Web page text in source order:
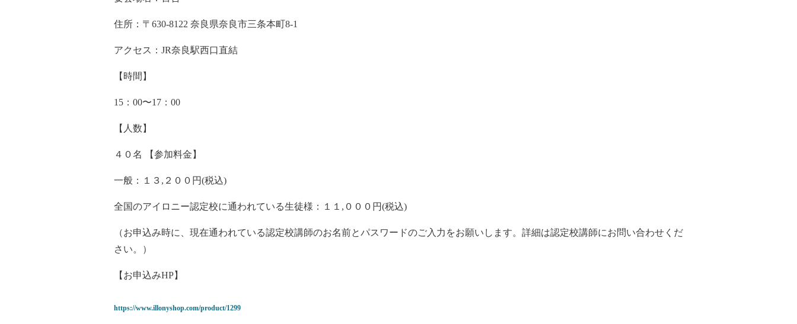
住所：〒630-8122 奈良県奈良市三条本町8-1
アクセス：JR奈良駅西口直結
【時間】
15：00〜17：00
【人数】
４０名 【参加料金】
一般：１３,２００円(税込)
全国のアイロニー認定校に通われている生徒様：１１,０００円(税込)
（お申込み時に、現在通われている認定校講師のお名前とパスワードのご入力をお願いします。詳細は認定校講師にお問い合わせくだ
さい。）
【お申込みHP】
https://www.illonyshop.com/product/1299